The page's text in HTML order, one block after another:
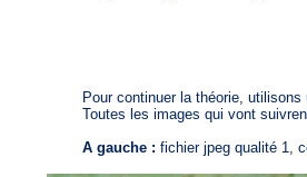
Pour continuer la théorie, utilisons
Toutes les images qui vont suivrent
A gauche :fichier jpeg qualité 1,